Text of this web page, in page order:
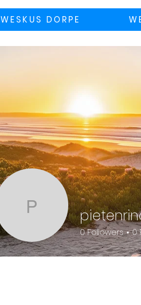
WESKUS DORPE
pietenrina
0 Followers 0